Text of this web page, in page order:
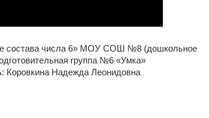
состава числа 6» МОУ СОШ №8 (дошкольное
группа №6 «Умка»
Коровкина Надежда Леонидовна